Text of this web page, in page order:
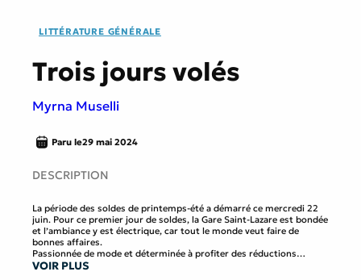
LITTÉRATURE GÉNÉRALE
Trois jours volés
Myrna Muselli
Paru le29 mai 2024
DESCRIPTION
La période des soldes de printemps-été a démarré ce mercredi 22
juin. Pour ce premier jour de soldes, la Gare Saint-Lazare est bondée
et l’ambiance y est électrique, car tout le monde veut faire de
bonnes affaires.
Passionnée de mode et déterminée à profiter des réductions
appliquées pendant cette période exceptionnelle, Sucy Malherte
VOIR PLUS